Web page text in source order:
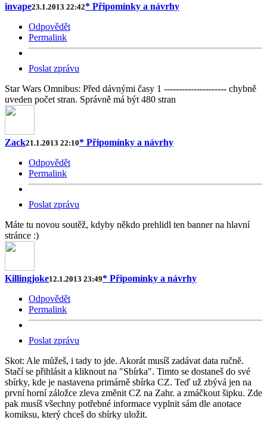
invape23.1.2013 22:42* Připomínky a návrhy
Odpovědět
Permalink
Poslat zprávu
Star Wars Omnibus: Před dávnými časy 1 --------------------- chybně
uveden počet stran. Správně má být 480 stran
Zack21.1.2013 22:10* Připomínky a návrhy
Odpovědět
Permalink
Poslat zprávu
Máte tu novou soutěž, kdyby někdo prehlidl ten banner na hlavní
stránce :)
Killingjoke12.1.2013 23:49* Připomínky a návrhy
Odpovědět
Permalink
Poslat zprávu
Skot: Ale můžeš, i tady to jde. Akorát musíš zadávat data ručně.
Stačí se přihlásit a kliknout na "Sbírka". Timto se dostaneš do své
sbírky, kde je nastavena primárně sbírka CZ. Teď už zbývá jen na
první horní záložce zleva změnit CZ na Zahr. a zmáčkout šipku. Zde
pak musíš všechny potřebné informace vyplnit sám dle anotace
komiksu, který chceš do sbírky uložit.